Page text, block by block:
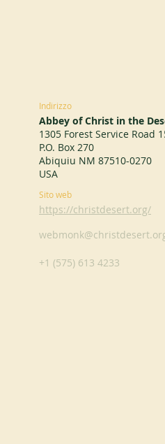
Indirizzo
Abbey of Christ in the
1305 Forest Service Road
P.O. Box 270
Abiquiu NM 87510-0270
USA
Sito web
https://christdesert.org/
+1 (575) 613 4233